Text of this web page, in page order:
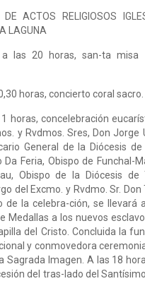
DE ACTOS RELIGIOSOS
LAGUNA
las 20 horas, san-ta misa
horas, concierto coral sacro.
horas, concelebración
y Rvdmos. Sres, Don Jorge
General de la Diócesis de
Da Feria, Obispo de Funchal-
Obispo de la Diócesis de
del Excmo. y Rvdmo. Sr.
de la celebra-ción, se llevará
Medallas a los nuevos
del Cristo. Concluida la
y conmovedora
Sagrada Imagen. A las 18
del tras-lado del